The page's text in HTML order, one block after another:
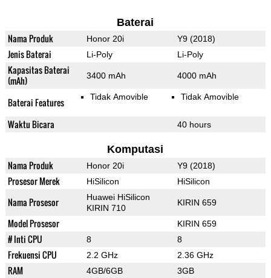
Baterai
Nama Produk Honor 20i Y9 (2018)
Jenis Baterai Li-Poly Li-Poly
Kapasitas Baterai
(mAh)
3400 mAh 4000 mAh
Baterai Features Tidak Amovible Tidak Amovible
Waktu Bicara 40 hours
Komputasi
Nama Produk Honor 20i Y9 (2018)
Prosesor Merek HiSilicon HiSilicon
Nama Prosesor
Huawei HiSilicon
KIRIN 710
KIRIN 659
Model Prosesor KIRIN 659
# Inti CPU 8 8
Frekuensi CPU 2.2 GHz 2.36 GHz
RAM 4GB/6GB 3GB